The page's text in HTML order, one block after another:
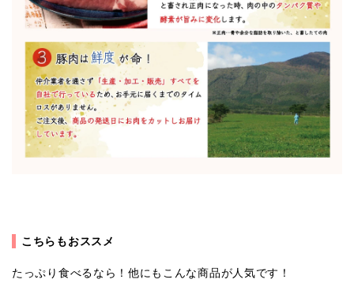
こちらもおススメ
たっぷり食べるなら！他にもこんな商品が人気です！